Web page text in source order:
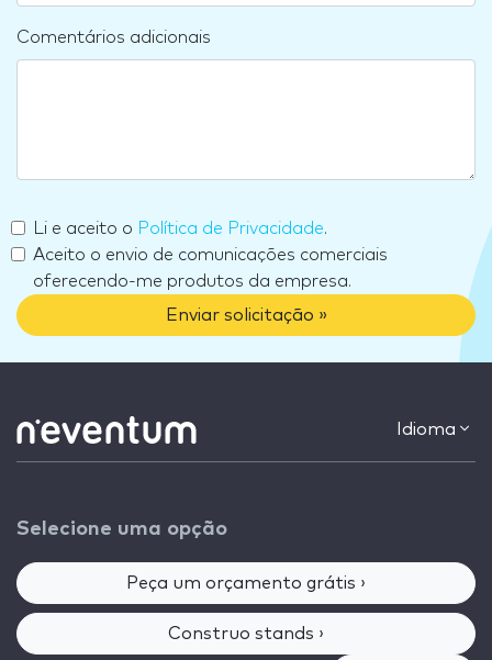
Comentários adicionais
Li e aceito o Política de Privacidade.
Aceito o envio de comunicações comerciais
oferecendo-me produtos da empresa.
Enviar solicitação »
Idioma
Selecione uma opção
Peça um orçamento grátis ›
Construo stands ›